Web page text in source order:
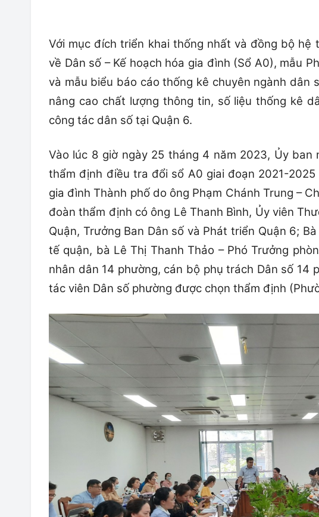
Với mục đích triển khai thống nhất và đồng bộ hệ
về Dân số – Kế hoạch hóa gia đình (Sổ A0), mẫu
và mẫu biểu báo cáo thống kê chuyên ngành dân
nâng cao chất lượng thông tin, số liệu thống kê
công tác dân số tại Quận 6.
Vào lúc 8 giờ ngày 25 tháng 4 năm 2023, Ủy
thẩm định điều tra đổi sổ A0 giai đoạn 2021-2025
gia đình Thành phố do ông Phạm Chánh Trung –
đoàn thẩm định có ông Lê Thanh Bình, Ủy viên
Quận, Trưởng Ban Dân số và Phát triển Quận 6;
tế quận, bà Lê Thị Thanh Thảo – Phó Trưởng
nhân dân 14 phường, cán bộ phụ trách Dân số 14
tác viên Dân số phường được chọn thẩm định